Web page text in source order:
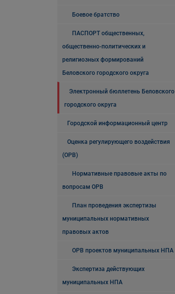
Боевое братство
ПАСПОРТ общественных,
общественно-политических и
религиозных формирований
Беловского городского округа
Электронный бюллетень Беловского
городского округа
Городской информационный центр
Оценка регулирующего воздействия
(ОРВ)
Нормативные правовые акты по
вопросам ОРВ
План проведения экспертизы
муниципальных нормативных
правовых актов
ОРВ проектов муниципальных НПА
Экспертиза действующих
муниципальных НПА